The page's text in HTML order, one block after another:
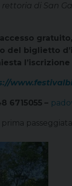
di San
del biglietto
6715055 –